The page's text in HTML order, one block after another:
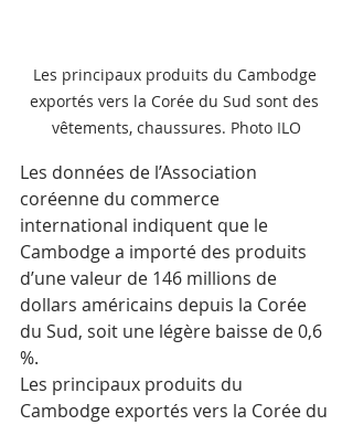
Les principaux produits du Cambodge
exportés vers la Corée du Sud sont des
vêtements, chaussures. Photo ILO
Les données de l’Association
coréenne du commerce
international indiquent que le
Cambodge a importé des produits
d’une valeur de 146 millions de
dollars américains depuis la Corée
du Sud, soit une légère baisse de 0,6
%.
Les principaux produits du
Cambodge exportés vers la Corée du